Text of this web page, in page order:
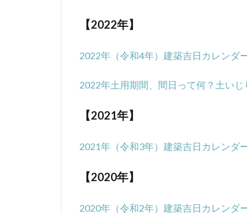
【2022年】
2022年（令和4年）建築吉日カレンダ
2022年土用期間、間日って何？土い
【2021年】
2021年（令和3年）建築吉日カレンダ
【2020年】
2020年（令和2年）建築吉日カレンダ